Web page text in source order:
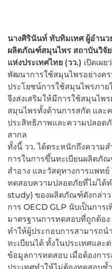
นางศิรินันท์ ทับทิมเทศ ผู้อำน
ผลิตภัณฑ์สมุนไพร สถาบันวิจั
แห่งประเทศไทย (วว.) เปิดเผ
พัฒนาการใช้สมุนไพรอย่างคร
ประโยชน์การใช้สมุนไพรภา
จึงส่งเสริมให้มีการใช้สมุนไพ
สมุนไพรทั้งด้านการสกัด แล
ประสิทธิภาพและความปลอด
สากล
ทั้งนี้ วว. ได้ตระหนักถึงความ
การในการขึ้นทะเบียนผลิตภั
สำอาง และวัสดุทางการแพท
ทดสอบความปลอดภัยที่ไม่ได้
study) ของผลิตภัณฑ์ดังกล่าว
การ OECD GLP นับเป็นกา
มาตรฐานการทดสอบที่ถูกต้อ
ทำให้ผู้ประกอบการสามารถ
ทะเบียนได้ ทั้งในประเทศและ
ข้อมูลการทดสอบ เมื่อต้องกา